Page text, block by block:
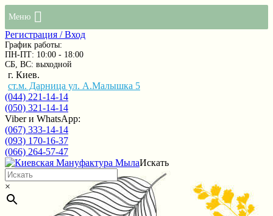
Меню
Регистрация / Вход
График работы:
ПН-ПТ: 10:00 - 18:00
СБ, ВС: выходной
г. Киев.
ст.м. Дарница ул. А.Малышка 5
(044) 221-14-14
(050) 321-14-14
Viber и WhatsApp:
(067) 333-14-14
(093) 170-16-37
(066) 264-57-47
Искать
×